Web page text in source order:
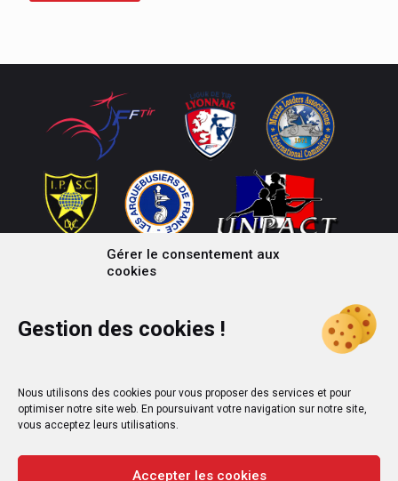
Gérer le consentement aux
cookies
Gestion des cookies !
Nous utilisons des cookies pour vous proposer des services et pour
optimiser notre site web. En poursuivant votre navigation sur notre site,
vous acceptez leurs utilisations.
Accepter les cookies